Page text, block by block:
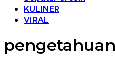
KULINER
VIRAL
pengetahuan